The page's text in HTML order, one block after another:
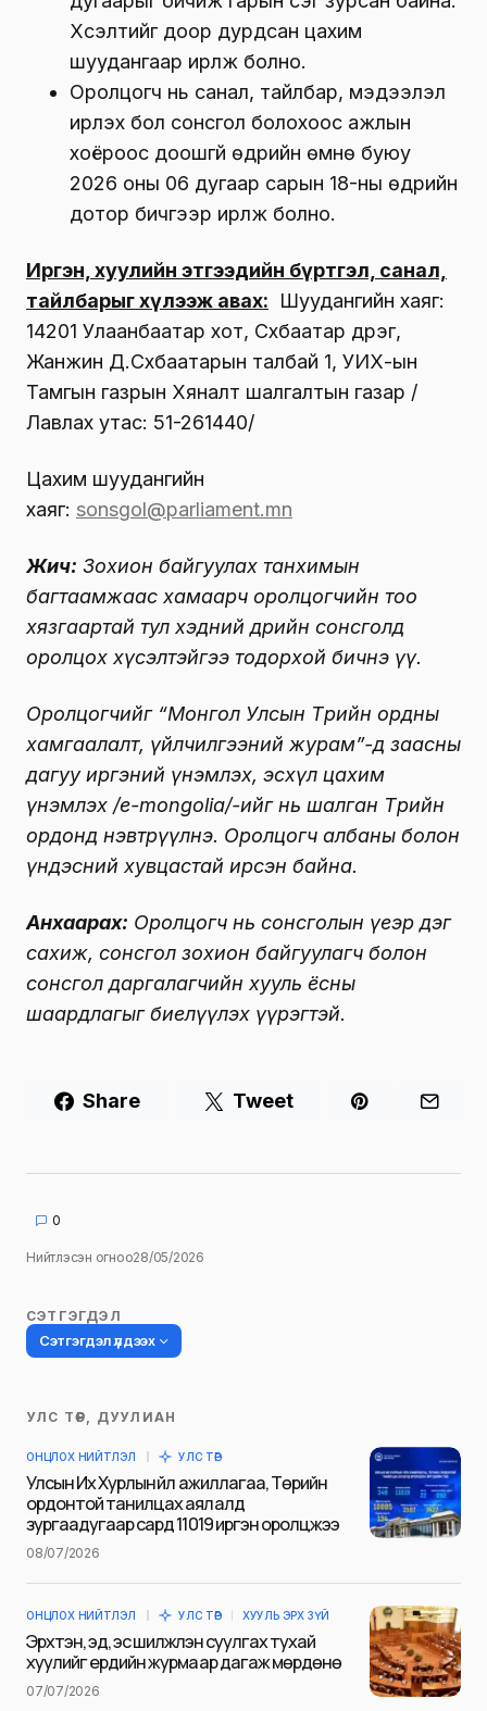
Хүсэлтийг доор дурдсан цахим
шуудангаар ирүүлж болно.
Оролцогч нь санал, тайлбар, мэдээлэл
ирүүлэх бол сонсгол болохоос ажлын
хоёроос доошгүй өдрийн өмнө буюу
2026 оны 06 дугаар сарын 18-ны өдрийн
дотор бичгээр ирүүлж болно.
Иргэн, хуулийн этгээдийн бүртгэл, санал,
тайлбарыг хүлээж авах: Шуудангийн хаяг:
14201 Улаанбаатар хот, Сүхбаатар дүүрэг,
Жанжин Д.Сүхбаатарын талбай 1, УИХ-ын
Тамгын газрын Хяналт шалгалтын газар /
Лавлах утас: 51-261440/
Цахим шуудангийн
хаяг: sonsgol@parliament.mn
Жич: Зохион байгуулах танхимын
багтаамжаас хамаарч оролцогчийн тоо
хязгаартай тул хэдний өдрийн сонсголд
оролцох хүсэлтэйгээ тодорхой бичнэ үү.
Оролцогчийг “Монгол Улсын Төрийн ордны
хамгаалалт, үйлчилгээний журам”-д заасны
дагуу иргэний үнэмлэх, эсхүл цахим
үнэмлэх /e-mongolia/-ийг нь шалган Төрийн
ордонд нэвтрүүлнэ. Оролцогч албаны болон
үндэсний хувцастай ирсэн байна.
Анхаарах: Оролцогч нь сонсголын үеэр дэг
сахиж, сонсгол зохион байгуулагч болон
сонсгол даргалагчийн хууль ёсны
шаардлагыг биелүүлэх үүрэгтэй.
Share Tweet
0
Нийтлэсэн огноо28/05/2026
СЭТГЭГДЭЛ
Сэтгэгдэл үлдээх
Таны имэйл хаягийг нийтлэхгүй.
тэмдэглэсэн
Name
УЛС ТӨР, ДУУЛИАН
ОНЦЛОХ НИЙТЛЭЛ УЛС ТӨР
Улсын Их Хурлын үйл ажиллагаа, Төрийн
ордонтой танилцах аялалд
зургаадугаар сард 11019 иргэн оролцжээ
08/07/2026
ОНЦЛОХ НИЙТЛЭЛ УЛС ТӨР ХУУЛЬ ЭРХ ЗҮЙ
Эрхтэн, эд, эс шилжүүлэн суулгах тухай
хуулийг ердийн журмаар дагаж мөрдөнө
07/07/2026